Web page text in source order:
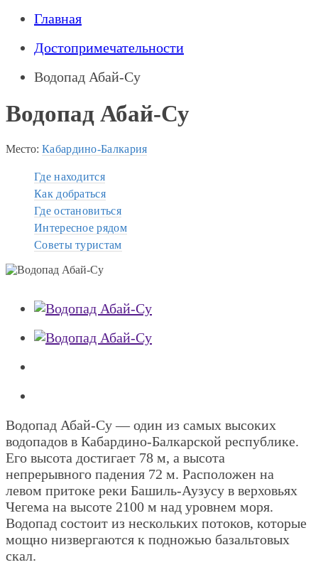
Главная
Достопримечательности
Водопад Абай-Су
Водопад Абай-Су
Место: Кабардино-Балкария
Где находится
Как добраться
Где остановиться
Интересное рядом
Советы туристам
Водопад Абай-Су — один из самых высоких
водопадов в Кабардино-Балкарской республике.
Его высота достигает 78 м, а высота
непрерывного падения 72 м. Расположен на
левом притоке реки Башиль-Аузусу в верховьях
Чегема на высоте 2100 м над уровнем моря.
Водопад состоит из нескольких потоков, которые
мощно низвергаются к подножью базальтовых
скал.